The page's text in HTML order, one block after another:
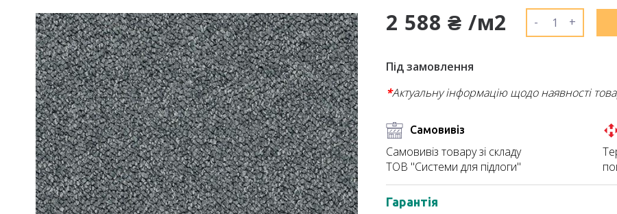
2 588 ₴ /м2 - +
Під замовлення
*Актуальну інформацію щодо наявності
Самовивіз
Самовивіз товару зі складу
ТОВ "Системи для підлоги"
Гарантія